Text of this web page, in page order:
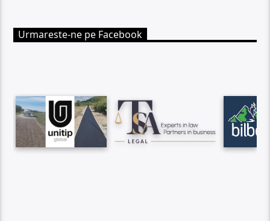
Urmareste-ne pe Facebook